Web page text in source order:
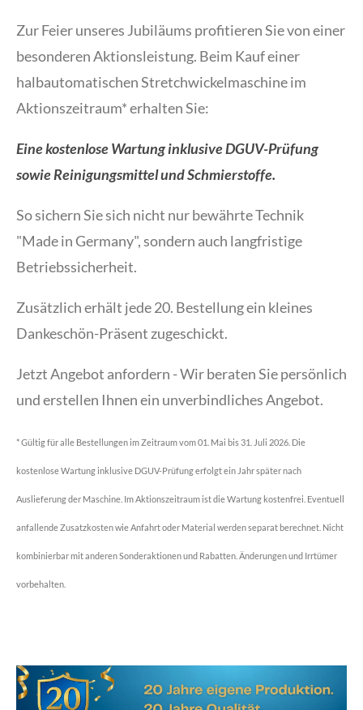
Zur Feier unseres Jubiläums profitieren Sie von einer
besonderen Aktionsleistung. Beim Kauf einer
halbautomatischen Stretchwickelmaschine im
Aktionszeitraum* erhalten Sie:
Eine kostenlose Wartung inklusive DGUV-Prüfung
sowie Reinigungsmittel und Schmierstoffe.
So sichern Sie sich nicht nur bewährte Technik
"Made in Germany", sondern auch langfristige
Betriebssicherheit.
Zusätzlich erhält jede 20. Bestellung ein kleines
Dankeschön-Präsent zugeschickt.
Jetzt Angebot anfordern - Wir beraten Sie persönlich
und erstellen Ihnen ein unverbindliches Angebot.
* Gültig für alle Bestellungen im Zeitraum vom 01. Mai bis 31. Juli 2026. Die
kostenlose Wartung inklusive DGUV-Prüfung erfolgt ein Jahr später nach
Auslieferung der Maschine. Im Aktionszeitraum ist die Wartung kostenfrei. Eventuell
anfallende Zusatzkosten wie Anfahrt oder Material werden separat berechnet. Nicht
kombinierbar mit anderen Sonderaktionen und Rabatten. Änderungen und Irrtümer
vorbehalten.